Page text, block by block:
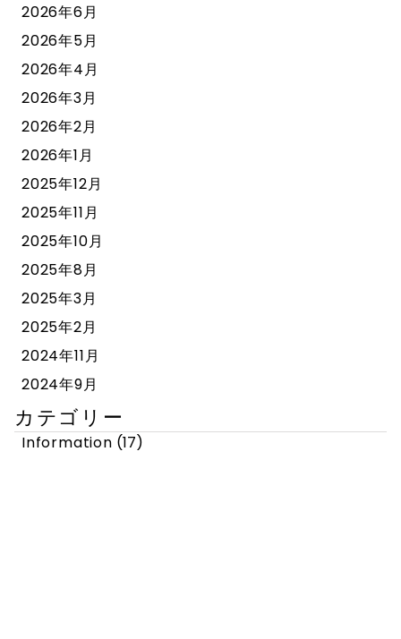
2026年6月
2026年5月
2026年4月
2026年3月
2026年2月
2026年1月
2025年12月
2025年11月
2025年10月
2025年8月
2025年3月
2025年2月
2024年11月
2024年9月
カテゴリー
Information (17)